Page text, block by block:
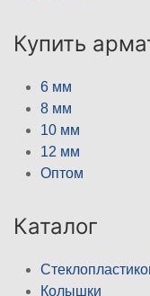
Купить
6 мм
8 мм
10 мм
12 мм
Оптом
Каталог
Колышки